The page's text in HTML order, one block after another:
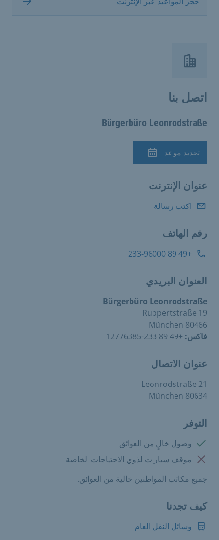
اتصل بنا
Bürgerbüro Leonrodstraße
الموعد
تحديد موعد
عنوان الإنترنت
اكتب رسالة
رقم الهاتف
+49 89 233-96000
العنوان البريدي
Bürgerbüro Leonrodstraße
Ruppertstraße 19
80466 München
فاكس: +49 89 233-12776385
عنوان الاتصال
Leonrodstraße 21
80634 München
التوفر
متوفرة:وصول خالٍ من العوائق
غير متوفرة:
موقف سيارات لذوي الاحتياجات الخاصة
جميع مكاتب المواطنين خالية من العوائق.
كيف تجدنا
وسائل النقل العام